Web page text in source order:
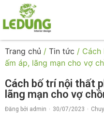
Trang chủ / Tin tức / Cách
ấm áp, lãng mạn cho vợ
Cách bố trí nội thất
lãng mạn cho vợ
Đăng bởi admin 30/07/2023